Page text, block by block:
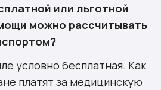
или льготной
можно рассчитывать
условно бесплатная. Как
платят за медицинскую